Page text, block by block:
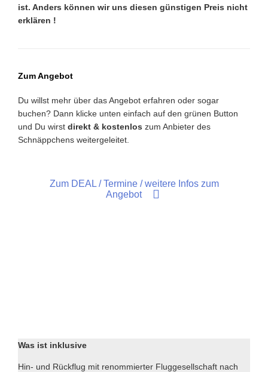
ist. Anders können wir uns diesen günstigen Preis nicht
erklären !
Zum Angebot
Du willst mehr über das Angebot erfahren oder sogar
buchen? Dann klicke unten einfach auf den grünen Button
und Du wirst direkt & kostenlos zum Anbieter des
Schnäppchens weitergeleitet.
Zum DEAL / Termine / weitere Infos zum
Angebot
Was ist inklusive
Hin- und Rückflug mit renommierter Fluggesellschaft nach